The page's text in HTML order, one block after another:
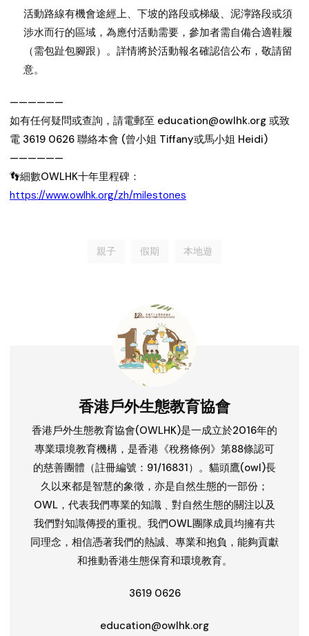
活動路線有機會途經上、下坡的路段或梯級、泥濘路段或須
涉水而行的區域，為應付活動需要，參加者需自備合適鞋履
（需包趾包腳跟）。詳情將於活動報名確認信公布，敬請留
意。
——————
如有任何疑問或查詢，請電郵至 education@owlhk.org 或致
電 3619 0626 聯絡本會 (曾小姐 Tiffany或馬小姐 Heidi)
——————
👣細數OWLHK十年里程碑：
https://www.owlhk.org/zh/milestones
親子 假期 本地遊
香港戶外生態教育協會
香港戶外生態教育協會(OWLHK)是一成立於2016年的
專業環境教育機構，是香港《稅務條例》第88條認可
的慈善團體（註冊編號：91/16831）。貓頭鷹(owl)長
久以來都是智慧的象徵，亦是自然生態的一部份；
OWL，代表我們專業的知識﹑對自然生態的關注以及
我們對知識傳授的重視。我們OWL團隊成員均擁有共
同理念，相信憑著我們的熱誠、專業和抱負，能夠貢獻
和推動香港生態保育和環境教育。
3619 0626
education@owlhk.org